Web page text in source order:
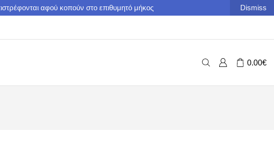
αφού κοπούν στο επιθυμητό μήκος Dismiss
0.00€